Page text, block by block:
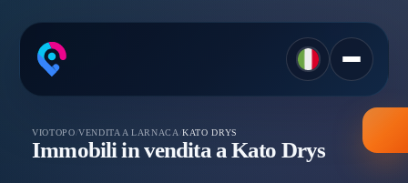
VIOTOPO /VENDITA A LARNACA /KATO DRYS
Immobili in vendita a Kato Drys